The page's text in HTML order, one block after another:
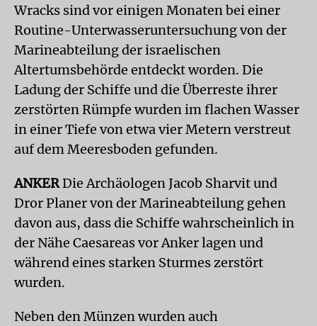
Wracks sind vor einigen Monaten bei einer
Routine-Unterwasseruntersuchung von der
Marineabteilung der israelischen
Altertumsbehörde entdeckt worden. Die
Ladung der Schiffe und die Überreste ihrer
zerstörten Rümpfe wurden im flachen Wasser
in einer Tiefe von etwa vier Metern verstreut
auf dem Meeresboden gefunden.
ANKERDie Archäologen Jacob Sharvit und
Dror Planer von der Marineabteilung gehen
davon aus, dass die Schiffe wahrscheinlich in
der Nähe Caesareas vor Anker lagen und
während eines starken Sturmes zerstört
wurden.
Neben den Münzen wurden auch